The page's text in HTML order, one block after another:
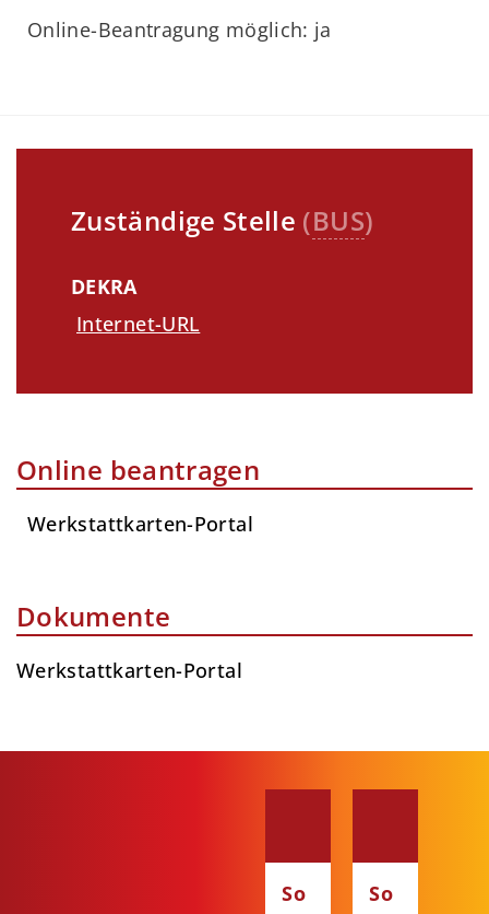
Online-Beantragung möglich: ja
Zuständige Stelle (BUS)
DEKRA
Internet-URL
Online beantragen
Werkstattkarten-Portal
Dokumente
Werkstattkarten-Portal
So
So